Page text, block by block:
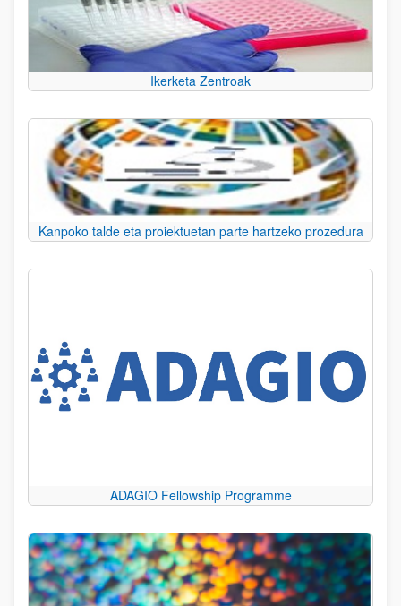
Ikerketa Zentroak
Kanpoko talde eta proiektuetan parte hartzeko prozedura
ADAGIO Fellowship Programme